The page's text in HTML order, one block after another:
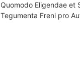
Quomodo Eligendae et
Tegumenta Freni pro